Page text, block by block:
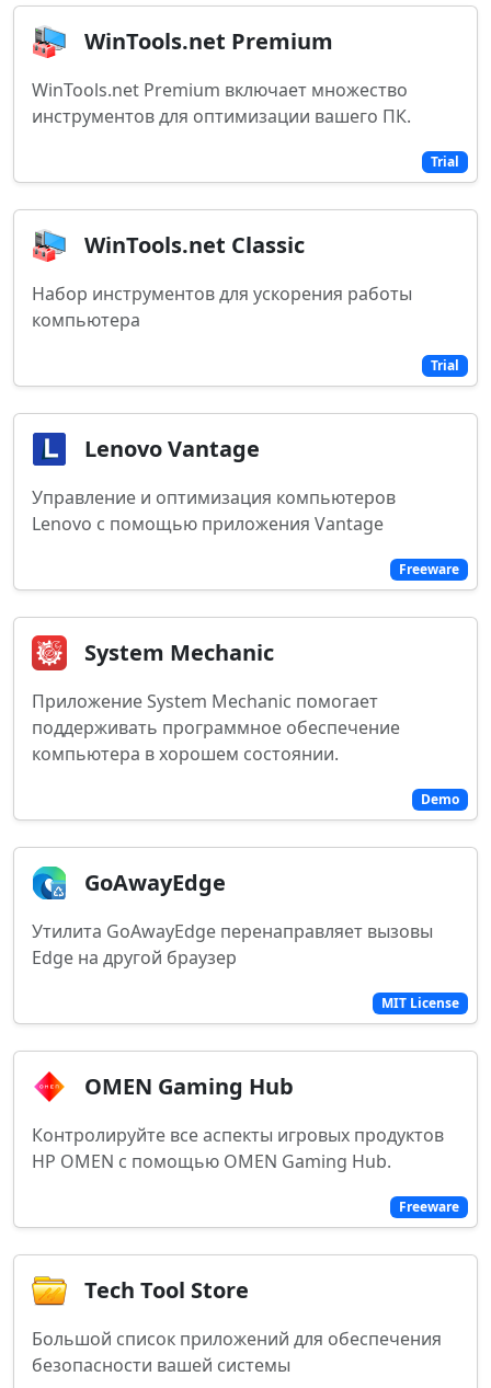
Trial
WinTools.net Premium
WinTools.net Premium включает множество
инструментов для оптимизации вашего ПК.
Trial
WinTools.net Classic
Набор инструментов для ускорения работы
компьютера
Freeware
Lenovo Vantage
Управление и оптимизация компьютеров
Lenovo с помощью приложения Vantage
Demo
System Mechanic
Приложение System Mechanic помогает
поддерживать программное обеспечение
компьютера в хорошем состоянии.
MIT License
GoAwayEdge
Утилита GoAwayEdge перенаправляет вызовы
Edge на другой браузер
Freeware
OMEN Gaming Hub
Контролируйте все аспекты игровых продуктов
HP OMEN с помощью OMEN Gaming Hub.
Tech Tool Store
Большой список приложений для обеспечения
безопасности вашей системы